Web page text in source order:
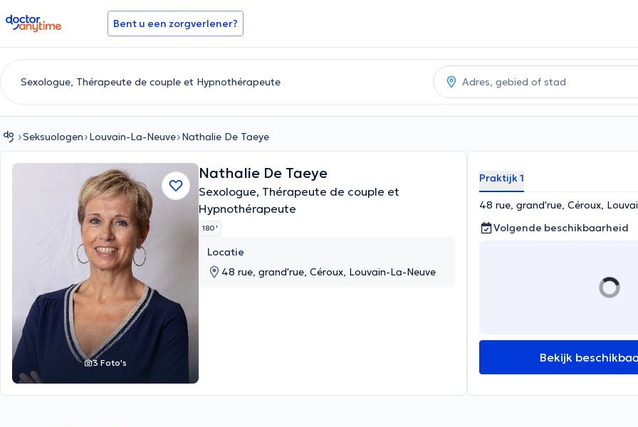
doctoranytime Bent u een zorgverlener?
Seksuologen Louvain-La-Neuve Nathalie De Taeye
3 Foto's
Nathalie De Taeye
Sexologue, Thérapeute de couple et
Hypnothérapeute
180 '
Locatie
48 rue, grand'rue, Céroux, Louvain-La-Neuve
Praktijk 1
48 rue, grand'rue, Céroux,
Volgende beschikbaarheid
Bekijk